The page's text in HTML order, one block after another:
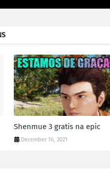
Shenmue 3 gratis na epic
December 16, 2021